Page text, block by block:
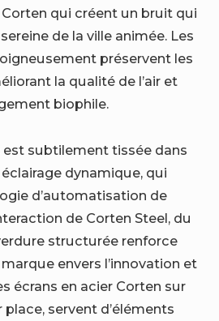
qui créent un bruit qui
de la ville animée. Les
préservent les
la qualité de l’air et
biophile.
est subtilement tissée dans
éclairage dynamique, qui
d’automatisation de
de Corten Steel, du
structurée renforce
envers l’innovation et
écrans en acier Corten sur
servent d’éléments